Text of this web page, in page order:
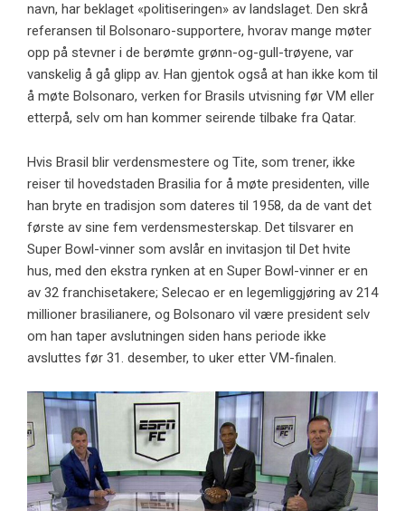
navn, har beklaget «politiseringen» av landslaget. Den skrå
referansen til Bolsonaro-supportere, hvorav mange møter
opp på stevner i de berømte grønn-og-gull-trøyene, var
vanskelig å gå glipp av. Han gjentok også at han ikke kom til
å møte Bolsonaro, verken for Brasils utvisning før VM eller
etterpå, selv om han kommer seirende tilbake fra Qatar.
Hvis Brasil blir verdensmestere og Tite, som trener, ikke
reiser til hovedstaden Brasilia for å møte presidenten, ville
han bryte en tradisjon som dateres til 1958, da de vant det
første av sine fem verdensmesterskap. Det tilsvarer en
Super Bowl-vinner som avslår en invitasjon til Det hvite
hus, med den ekstra rynken at en Super Bowl-vinner er en
av 32 franchisetakere; Selecao er en legemliggjøring av 214
millioner brasilianere, og Bolsonaro vil være president selv
om han taper avslutningen siden hans periode ikke
avsluttes før 31. desember, to uker etter VM-finalen.